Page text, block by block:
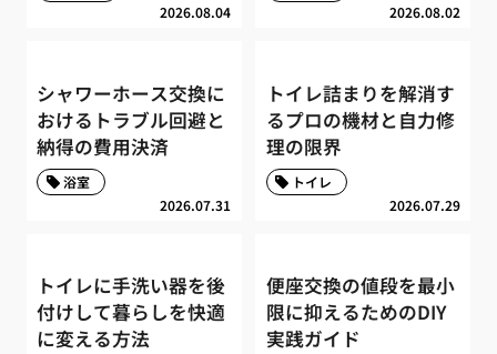
2026.08.04 2026.08.02
シャワーホース交換に
おけるトラブル回避と
納得の費用決済
2026.07.31
浴室
トイレ詰まりを解消す
るプロの機材と自力修
理の限界
2026.07.29
トイレ
トイレに手洗い器を後
付けして暮らしを快適
に変える方法
便座交換の値段を最小
限に抑えるためのDIY
実践ガイド